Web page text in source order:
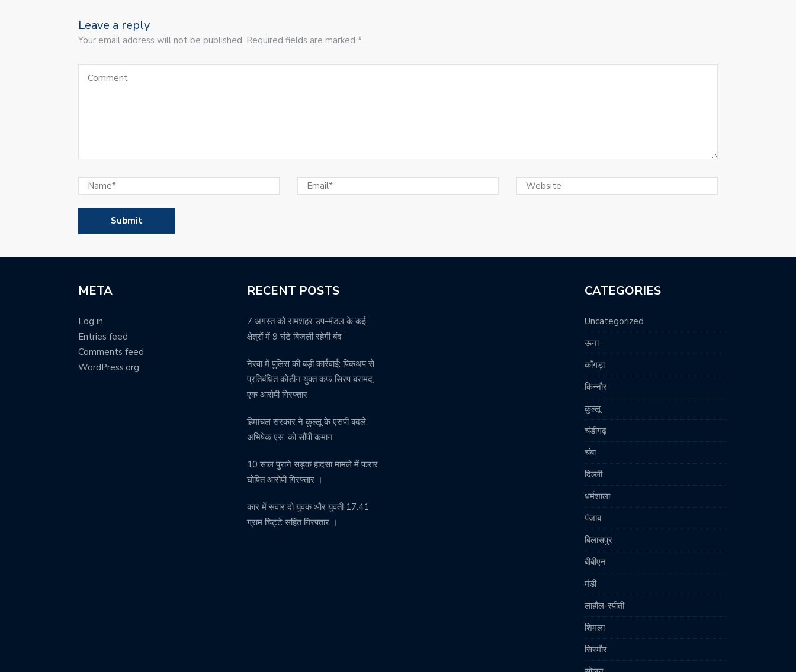
Leave a reply
Your email address will not be published. Required fields are marked *
META
Log in
Entries feed
Comments feed
WordPress.org
RECENT POSTS
7 अगस्त को रामशहर उप-मंडल के कई
क्षेत्रों में 9 घंटे बिजली रहेगी बंद
नेरवा में पुलिस की बड़ी कार्रवाई: पिकअप से
प्रतिबंधित कोडीन युक्त कफ सिरप बरामद,
एक आरोपी गिरफ्तार
हिमाचल सरकार ने कुल्लू के एसपी बदले,
अभिषेक एस. को सौंपी कमान
10 साल पुराने सड़क हादसा मामले में फरार
घोषित आरोपी गिरफ्तार ।
कार में सवार दो युवक और युवती 17.41
ग्राम चिट्टे सहित गिरफ्तार ।
CATEGORIES
Uncategorized
ऊना
काँगड़ा
किन्नौर
कुल्लू
चंडीगढ़
चंबा
दिल्ली
धर्मशाला
पंजाब
बिलासपुर
बीबीएन
मंडी
लाहौल-स्पीती
शिमला
सिरमौर